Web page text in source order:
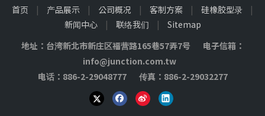
首页 | 产品展示 | 公司概况 | 客制方案 | 硅橡胶型录
|
新闻中心
| 联络我们 |
Sitemap
地址：台湾新北市新庄区福营路165巷57弄7号 电子信箱：
info@junction.com.tw
电话：886-2-29048777 传真：886-2-29032277